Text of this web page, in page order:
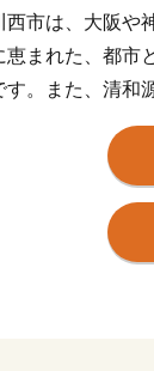
西市は、大阪や
恵まれた、都市
す。また、清和
と称される黒川
表情を携えたま
開通を機に、よ
西市は昭和29
33,741人の市